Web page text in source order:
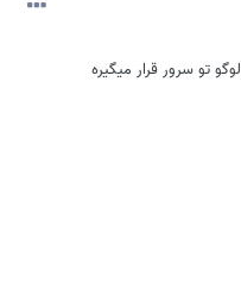
سرور قرار میگیره